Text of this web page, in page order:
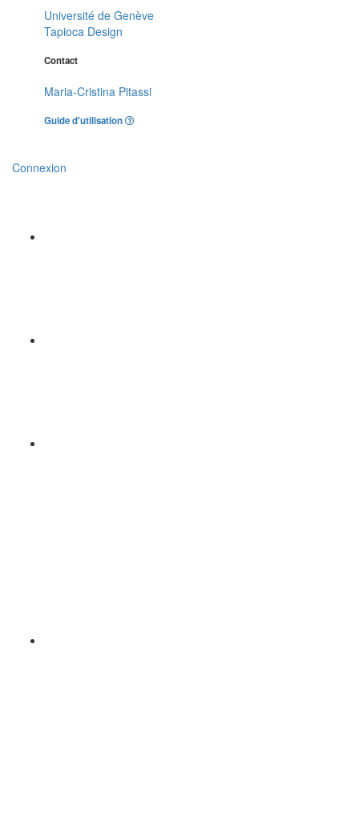
Université de Genève
Tapioca Design
Contact
Maria-Cristina Pitassi
Guide d'utilisation
Connexion